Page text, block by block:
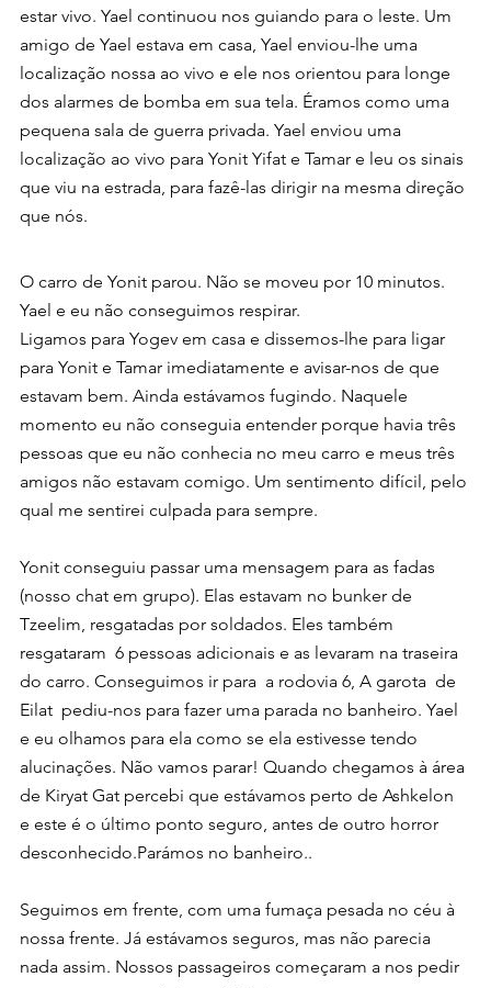
estar vivo. Yael continuou nos guiando para o leste. Um
amigo de Yael estava em casa, Yael enviou-lhe uma
localização nossa ao vivo e ele nos orientou para longe
dos alarmes de bomba em sua tela. Éramos como uma
pequena sala de guerra privada. Yael enviou uma
localização ao vivo para Yonit Yifat e Tamar e leu os sinais
que viu na estrada, para fazê-las dirigir na mesma direção
que nós.
O carro de Yonit parou. Não se moveu por 10 minutos.
Yael e eu não conseguimos respirar.
Ligamos para Yogev em casa e dissemos-lhe para ligar
para Yonit e Tamar imediatamente e avisar-nos de que
estavam bem. Ainda estávamos fugindo. Naquele
momento eu não conseguia entender porque havia três
pessoas que eu não conhecia no meu carro e meus três
amigos não estavam comigo. Um sentimento difícil, pelo
qual me sentirei culpada para sempre.
Yonit conseguiu passar uma mensagem para as fadas
(nosso chat em grupo). Elas estavam no bunker de
Tzeelim, resgatadas por soldados. Eles também
resgataram  6 pessoas adicionais e as levaram na traseira
do carro. Conseguimos ir para  a rodovia 6, A garota  de
Eilat  pediu-nos para fazer uma parada no banheiro. Yael
e eu olhamos para ela como se ela estivesse tendo
alucinações. Não vamos parar! Quando chegamos à área
de Kiryat Gat percebi que estávamos perto de Ashkelon
e este é o último ponto seguro, antes de outro horror
desconhecido.Parámos no banheiro..
Seguimos em frente, com uma fumaça pesada no céu à
nossa frente. Já estávamos seguros, mas não parecia
nada assim. Nossos passageiros começaram a nos pedir